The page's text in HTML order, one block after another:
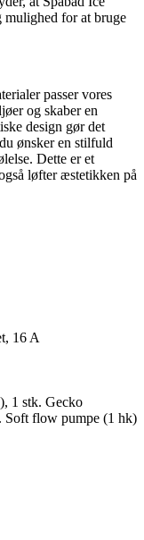
for at bruge
passer vores
og skaber en
design gør det
ønsker en stilfuld
Dette er et
løfter æstetikken på
16 A
1 stk. Gecko
Soft flow pumpe (1 hk)